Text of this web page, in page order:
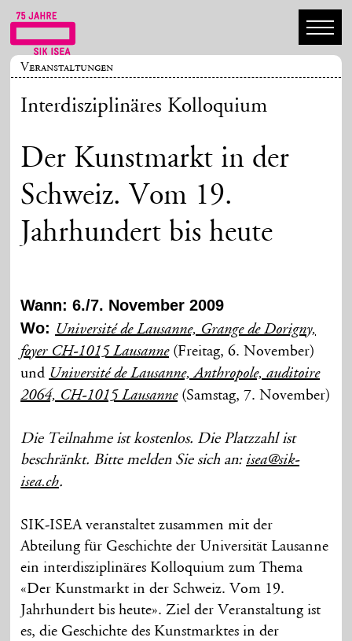
Veranstaltungen
Interdisziplinäres Kolloquium
Der Kunstmarkt in der
Schweiz. Vom 19.
Jahrhundert bis heute
Wann: 6./7. November 2009
Wo: Université de Lausanne, Grange de Dorigny,
foyer CH-1015 Lausanne(Freitag, 6. November)
und Université de Lausanne, Anthropole, auditoire
2064, CH-1015 Lausanne(Samstag, 7. November)
Die Teilnahme ist kostenlos. Die Platzzahl ist
beschränkt. Bitte melden Sie sich an: isea@sik-
isea.ch.
SIK-ISEA veranstaltet zusammen mit der
Abteilung für Geschichte der Universität Lausanne
ein interdisziplinäres Kolloquium zum Thema
«Der Kunstmarkt in der Schweiz. Vom 19.
Jahrhundert bis heute». Ziel der Veranstaltung ist
es, die Geschichte des Kunstmarktes in der